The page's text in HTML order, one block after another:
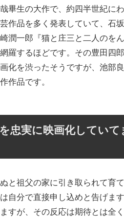
畢生の大作で、約四半世紀に
作品を多く発表していて、石
潤一郎『猫と庄三と二人のを
羅するほどです。その豊田四
化を渋ったそうですが、池部
作品です。
忠実に映画化してい
と祖父の家に引き取られて育
自分で直接申し込めと告げま
すが、その反応は期待とは全